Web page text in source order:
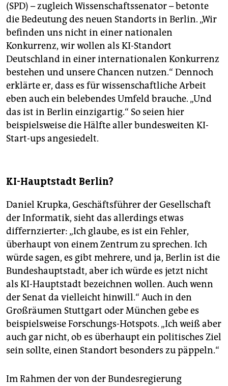
(SPD) – zugleich Wissenschaftssenator – betonte
die Bedeutung des neuen Standorts in Berlin. „Wir
befinden uns nicht in einer nationalen
Konkurrenz, wir wollen als KI-Standort
Deutschland in einer internationalen Konkurrenz
bestehen und unsere Chancen nutzen.“ Dennoch
erklärte er, dass es für wissenschaftliche Arbeit
eben auch ein belebendes Umfeld brauche. „Und
das ist in Berlin einzigartig.“ So seien hier
beispielsweise die Hälfte aller bundesweiten KI-
Start-ups angesiedelt.
KI-Hauptstadt Berlin?
Daniel Krupka, Geschäftsführer der Gesellschaft
der Informatik, sieht das allerdings etwas
differnzierter: „Ich glaube, es ist ein Fehler,
überhaupt von einem Zentrum zu sprechen. Ich
würde sagen, es gibt mehrere, und ja, Berlin ist die
Bundeshauptstadt, aber ich würde es jetzt nicht
als KI-Hauptstadt bezeichnen wollen. Auch wenn
der Senat da vielleicht hinwill.“ Auch in den
Großräumen Stuttgart oder München gebe es
beispielsweise Forschungs-Hotspots. „Ich weiß aber
auch gar nicht, ob es überhaupt ein politisches Ziel
sein sollte, einen Standort besonders zu päppeln.“
Im Rahmen der von der Bundesregierung